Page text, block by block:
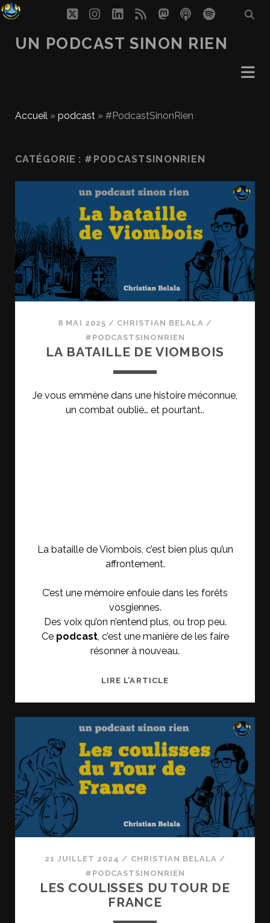
twitterinstagram
linkedin
rss mastodon
podcastspotify
UN PODCAST SINON RIEN
Accueil» podcast» #PodcastSinonRien
CATÉGORIE : #PODCASTSINONRIEN
8 MAI 2025 / CHRISTIAN BELALA /
#PODCASTSINONRIEN
LA BATAILLE DE VIOMBOIS
Je vous emmène dans une histoire méconnue,
un combat oublié… et pourtant..
La bataille de Viombois, c’est bien plus qu’un
affrontement.
C’est une mémoire enfouie dans les forêts
vosgiennes.
Des voix qu’on n’entend plus, ou trop peu.
Ce podcast, c’est une manière de les faire
résonner à nouveau.
LIRE L’ARTICLELA
VIOMBOIS
21 JUILLET 2024 / CHRISTIAN BELALA /
#PODCASTSINONRIEN
LES COULISSES DU TOUR DE
FRANCE